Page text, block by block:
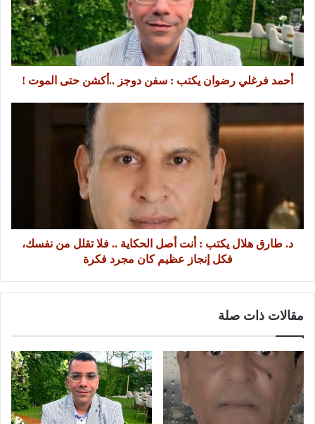
أحمد فرغلي رضوان يكتب : سفن دوجز ..أكشن حتى الموت !
د. طارق هلال يكتب : أنت أصل الحكاية .. فلا تقلل من نفسك،
فكل إنجاز عظيم كان مجرد فكرة
مقالات ذات صلة